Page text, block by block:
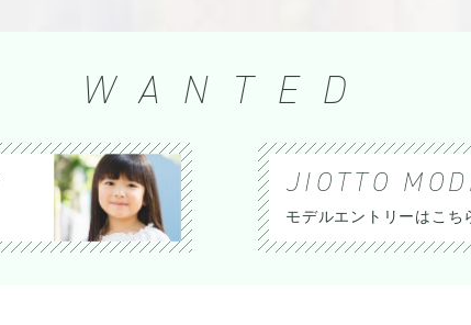
WANTED
JIOTTO
モデルエントリーはこち